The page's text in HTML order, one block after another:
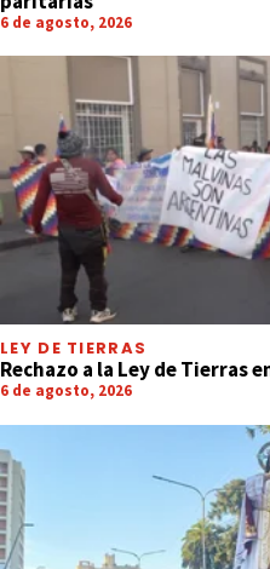
6 de agosto, 2026
LEY DE TIERRAS
Rechazo a la Ley de Tierras
6 de agosto, 2026